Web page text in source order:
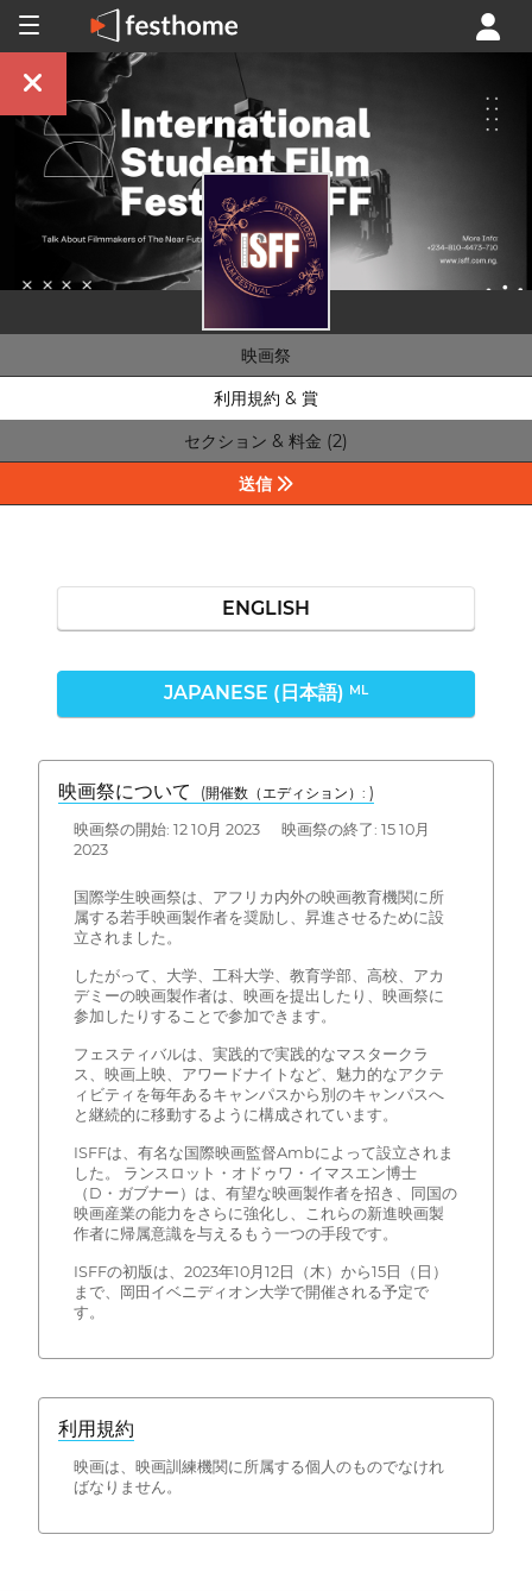
映画祭
利用規約 & 賞
セクション & 料金 (2)
送信
ENGLISH
JAPANESE (日本語) ML
映画祭について (開催数（エディション）: )
映画祭の開始: 12 10月 2023 映画祭の終了: 15 10月
2023
国際学生映画祭は、アフリカ内外の映画教育機関に所
属する若手映画製作者を奨励し、昇進させるために設
立されました。
したがって、大学、工科大学、教育学部、高校、アカ
デミーの映画製作者は、映画を提出したり、映画祭に
参加したりすることで参加できます。
フェスティバルは、実践的で実践的なマスタークラ
ス、映画上映、アワードナイトなど、魅力的なアクテ
ィビティを毎年あるキャンパスから別のキャンパスへ
と継続的に移動するように構成されています。
ISFFは、有名な国際映画監督Ambによって設立されま
した。 ランスロット・オドゥワ・イマスエン博士
（D・ガブナー）は、有望な映画製作者を招き、同国の
映画産業の能力をさらに強化し、これらの新進映画製
作者に帰属意識を与えるもう一つの手段です。
ISFFの初版は、2023年10月12日（木）から15日（日）
まで、岡田イベニディオン大学で開催される予定で
す。
利用規約
映画は、映画訓練機関に所属する個人のものでなけれ
ばなりません。